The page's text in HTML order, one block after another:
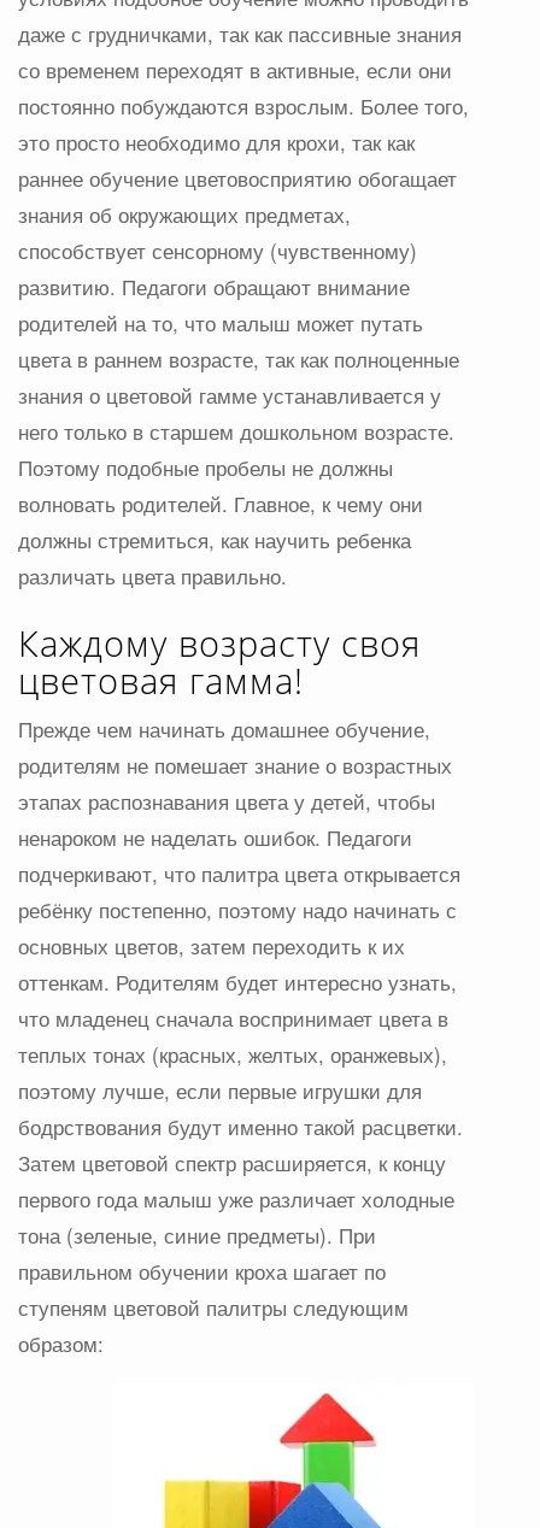
даже с грудничками, так как пассивные знания
со временем переходят в активные, если они
постоянно побуждаются взрослым. Более того,
это просто необходимо для крохи, так как
раннее обучение цветовосприятию обогащает
знания об окружающих предметах,
способствует сенсорному (чувственному)
развитию. Педагоги обращают внимание
родителей на то, что малыш может путать
цвета в раннем возрасте, так как полноценные
знания о цветовой гамме устанавливается у
него только в старшем дошкольном возрасте.
Поэтому подобные пробелы не должны
волновать родителей. Главное, к чему они
должны стремиться, как научить ребенка
различать цвета правильно.
Каждому возрасту своя
цветовая гамма!
Прежде чем начинать домашнее обучение,
родителям не помешает знание о возрастных
этапах распознавания цвета у детей, чтобы
ненароком не наделать ошибок. Педагоги
подчеркивают, что палитра цвета открывается
ребёнку постепенно, поэтому надо начинать с
основных цветов, затем переходить к их
оттенкам. Родителям будет интересно узнать,
что младенец сначала воспринимает цвета в
теплых тонах (красных, желтых, оранжевых),
поэтому лучше, если первые игрушки для
бодрствования будут именно такой расцветки.
Затем цветовой спектр расширяется, к концу
первого года малыш уже различает холодные
тона (зеленые, синие предметы). При
правильном обучении кроха шагает по
ступеням цветовой палитры следующим
образом: